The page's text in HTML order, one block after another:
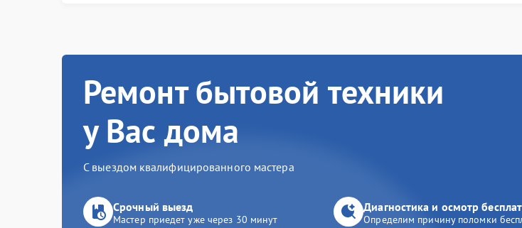
Ремонт бытовой техники
у Вас дома
С выездом квалифицированного мастера
Срочный выезд
Мастер приедет уже через 30 минут
Диагностика и осмотр
Определим причину поломки